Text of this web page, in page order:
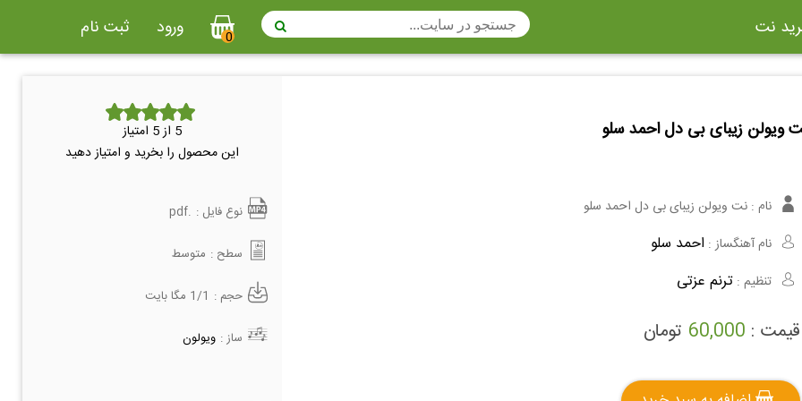
نت
سه تار
گلوکن اشپیل ویبرافون
نی هفت بند وکال
ویولا
ثبت نام ورود 0
ویولن زیبای بی دل احمد سلو
نام : نت ویولن زیبای بی دل احمد سلو
نام آهنگساز : احمد سلو
تنظیم : ترنم عزتی
قیمت : 60,000 تومان
5 از 5 امتیاز
این محصول را بخرید و امتیاز دهید
نوع فایل : .pdf
سطح : متوسط
حجم : 1/1 مگا بایت
ساز : ویولون